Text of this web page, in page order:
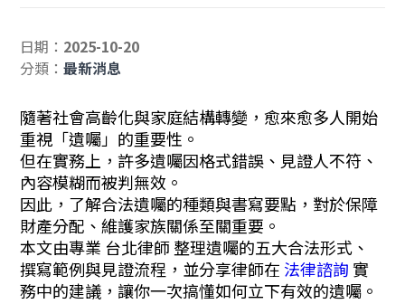
日期： 2025-10-20
分類：最新消息
隨著社會高齡化與家庭結構轉變，愈來愈多人開始
重視「遺囑」的重要性。
但在實務上，許多遺囑因格式錯誤、見證人不符、
內容模糊而被判無效。
因此，了解合法遺囑的種類與書寫要點，對於保障
財產分配、維護家族關係至關重要。
本文由專業 台北律師 整理遺囑的五大合法形式、
撰寫範例與見證流程，並分享律師在 法律諮詢實
務中的建議，讓你一次搞懂如何立下有效的遺囑。